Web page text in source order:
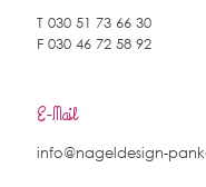
T 030 51 73 66 30
F 030 46 72 58 92
E-Mail
info@nageldesign-